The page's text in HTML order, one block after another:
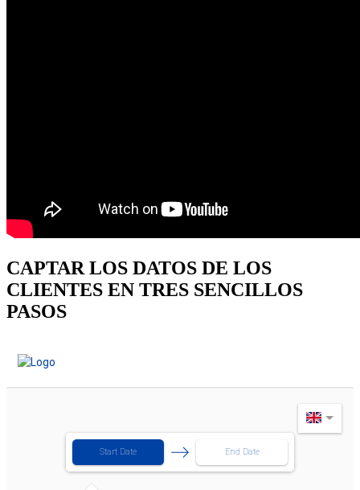
CAPTAR LOS DATOS DE LOS
CLIENTES EN TRES SENCILLOS
PASOS